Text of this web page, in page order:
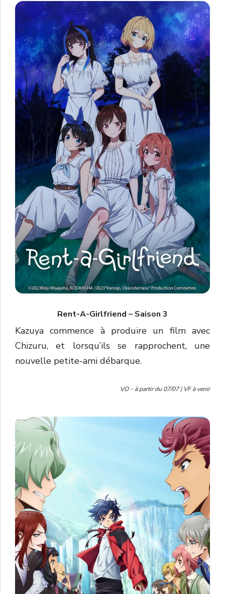
Rent-A-Girlfriend – Saison 3
Kazuya commence à produire un film avec
Chizuru, et lorsqu’ils se rapprochent, une
nouvelle petite-ami débarque.
VO – à partir du 07/07 | VF à venir